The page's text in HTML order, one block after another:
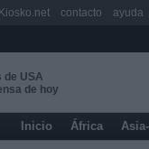
de USA
de hoy
Inicio África
contacto ayuda